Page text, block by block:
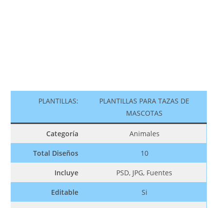
PLANTILLAS:
PLANTILLAS PARA TAZAS DE
MASCOTAS
Categoría Animales
Total Diseños 10
Incluye PSD, JPG, Fuentes
Editable Si